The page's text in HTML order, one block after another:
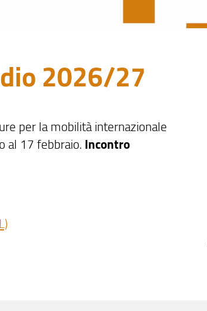
2026/27
per la mobilità internazionale
al 17 febbraio. Incontro